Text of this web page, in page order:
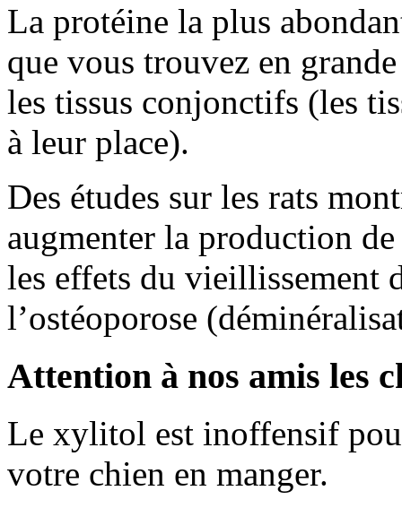
La protéine la plus
que vous trouvez en
les tissus conjonctifs (les
à leur place).
Des études sur les rats
augmenter la production
les effets du vieillissement
l’ostéoporose
Attention à nos amis les
Le xylitol est inoffensif
votre chien en manger.